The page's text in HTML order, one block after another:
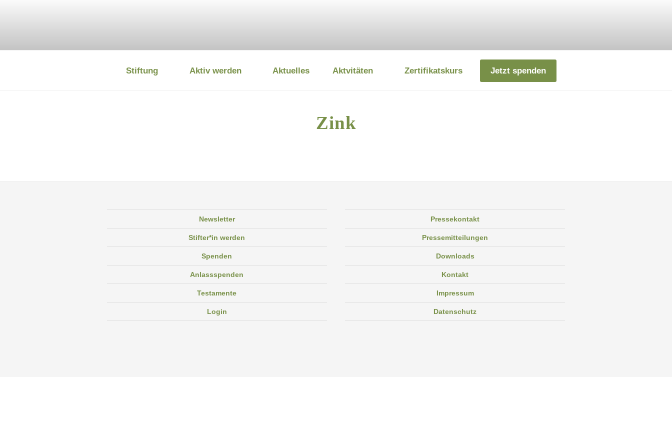
DEUTSCHE UMWELTSTIFTUNG
Stiftung Aktiv werden Aktuelles Aktvitäten Zertifikatskurs Jetzt spenden
Zink
Newsletter
Stifter*in werden
Spenden
Anlassspenden
Testamente
Login
Pressekontakt
Pressemitteilungen
Downloads
Kontakt
Impressum
Datenschutz